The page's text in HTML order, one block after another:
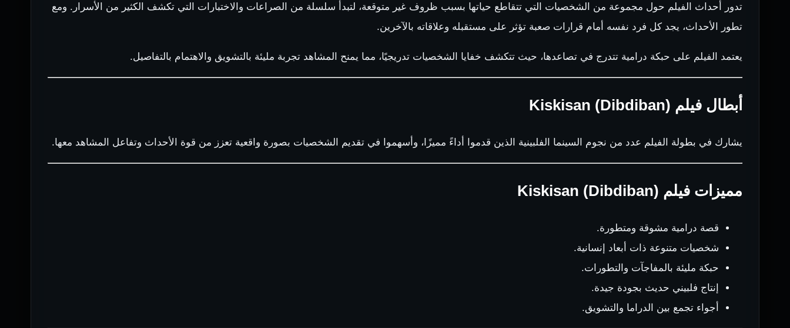
تدور أحداث الفيلم حول مجموعة من الشخصيات التي تتقاطع حياتها بسبب ظروف غير متوقعة، لتبدأ سلسلة من الصراعات والاختبارات التي تكشف الكثير من الأسرار. ومع
تطور الأحداث، يجد كل فرد نفسه أمام قرارات صعبة تؤثر على مستقبله وعلاقاته بالآخرين.
يعتمد الفيلم على حبكة درامية تتدرج في تصاعدها، حيث تتكشف خفايا الشخصيات تدريجيًا، مما يمنح المشاهد تجربة مليئة بالتشويق والاهتمام بالتفاصيل.
أبطال فيلم Kiskisan (Dibdiban)
يشارك في بطولة الفيلم عدد من نجوم السينما الفلبينية الذين قدموا أداءً مميزًا، وأسهموا في تقديم الشخصيات بصورة واقعية تعزز من قوة الأحداث وتفاعل المشاهد معها.
مميزات فيلم Kiskisan (Dibdiban)
قصة درامية مشوقة ومتطورة.
شخصيات متنوعة ذات أبعاد إنسانية.
حبكة مليئة بالمفاجآت والتطورات.
إنتاج فلبيني حديث بجودة جيدة.
أجواء تجمع بين الدراما والتشويق.